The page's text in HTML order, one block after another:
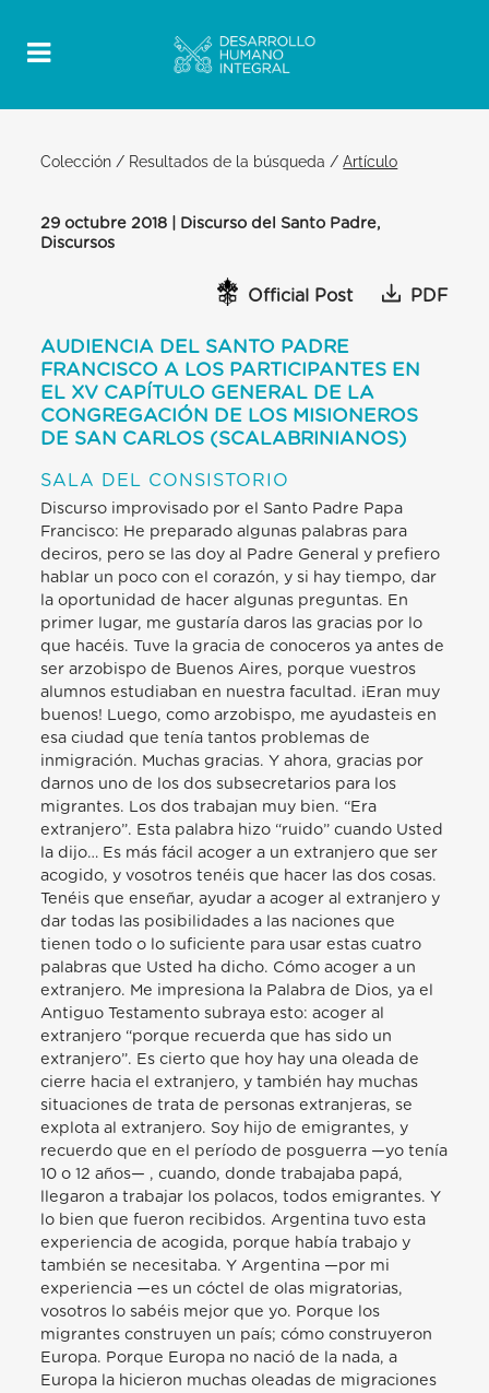
Colección / Resultados de la búsqueda /Artículo
29 octubre 2018 | Discurso del Santo Padre,
Discursos
Official Post PDF
AUDIENCIA DEL SANTO PADRE
FRANCISCO A LOS PARTICIPANTES EN
EL XV CAPÍTULO GENERAL DE LA
CONGREGACIÓN DE LOS MISIONEROS
DE SAN CARLOS (SCALABRINIANOS)
SALA DEL CONSISTORIO
Discurso improvisado por el Santo Padre Papa Francisco: He preparado algunas palabras para deciros, pero se las doy al Padre General y prefiero hablar un poco con el corazón, y si hay tiempo, dar la oportunidad de hacer algunas preguntas. En primer lugar, me gustaría daros las gracias por lo que hacéis. Tuve la gracia de conoceros ya antes de ser arzobispo de Buenos Aires, porque vuestros alumnos estudiaban en nuestra facultad. ¡Eran muy buenos! Luego, como arzobispo, me ayudasteis en esa ciudad que tenía tantos problemas de inmigración. Muchas gracias. Y ahora, gracias por darnos uno de los dos subsecretarios para los migrantes. Los dos trabajan muy bien. “Era extranjero”. Esta palabra hizo “ruido” cuando Usted la dijo… Es más fácil acoger a un extranjero que ser acogido, y vosotros tenéis que hacer las dos cosas. Tenéis que enseñar, ayudar a acoger al extranjero y dar todas las posibilidades a las naciones que tienen todo o lo suficiente para usar estas cuatro palabras que Usted ha dicho. Cómo acoger a un extranjero. Me impresiona la Palabra de Dios, ya el Antiguo Testamento subraya esto: acoger al extranjero “porque recuerda que has sido un extranjero”. Es cierto que hoy hay una oleada de cierre hacia el extranjero, y también hay muchas situaciones de trata de personas extranjeras, se explota al extranjero. Soy hijo de emigrantes, y recuerdo que en el período de posguerra —yo tenía 10 o 12 años— , cuando, donde trabajaba papá, llegaron a trabajar los polacos, todos emigrantes. Y lo bien que fueron recibidos. Argentina tuvo esta experiencia de acogida, porque había trabajo y también se necesitaba. Y Argentina —por mi experiencia —es un cóctel de olas migratorias, vosotros lo sabéis mejor que yo. Porque los migrantes construyen un país; cómo construyeron Europa. Porque Europa no nació de la nada, a Europa la hicieron muchas oleadas de migraciones a lo largo de los siglos. Usted ha mencionado una vez una palabra muy fea: “el bienestar”. Pero el bienestar es suicida, porque te lleva a dos cosas. A cerrar las puertas, para que no te molesten: solo pueden entrar las personas que sirven para mi bienestar. Y por otro lado, por el bienestar, a no ser fecundo. Y hoy tenemos este drama: un invierno demográfico y un cierre de puertas. Esto debe ayudarnos a comprender algo este problema de recibir al extranjero: Sí, es un extranjero, no es uno de nosotros, es uno que viene de fuera. ¿Pero cómo recibes a alguien que es un extranjero? Y este es el trabajo que hacéis y que ayudáis a hacer: a formar conciencias para hacerlo bien. Y os lo agradezco tanto. Pero existe la otra dimensión. No somos los patrones que dicen: “Ah, vosotros, si sois extranjeros, venid”. No. Nosotros también somos extranjeros. Y si no tratamos de que nos acoja la gente, los que son migrantes y los que no lo son, falta otra parte en nuestra conciencia: nos convertiremos en los “patrones”, los patrones de la migración, los que más saben de las migraciones. No. Es necesario, en vuestra experiencia religiosa, tener esta otra experiencia: la de ser vosotros también migrantes, al menos migrantes culturales. Por eso me ha gustado siempre, en vuestro itinerario de formación, el que hagáis viajar a los estudiantes: estudiando teología aquí, filosofía allí…, para que puedan conocer diferentes culturas. Ser extranjero. Y esto es muy importante. A partir de la experiencia de haber sido extranjero, por los estudios o el destino, crece el conocimiento de cómo se recibe a un extranjero. Estas dos cosas, estas dos direcciones son muy importantes, y vosotros tenéis que hacerlas bien. Esto es lo primero que quería decir. Usted también pronunció otra palabra: rezar. El migrante reza. Reza porque necesitas tantas cosas. Y reza a su manera, pero reza. Un peligro para todos nosotros, hombres y mujeres de la Iglesia, pero para vosotros más, por vuestra vocación, sería el de no tener necesidad de rezar. “Sí, sí, yo pienso, yo estudio, yo hago, pero no sé mendigar, no sé pedir al Señor que me acoja porque yo también soy migrante hacia el Señor”. Por eso me gustó cuando habló de la oración: una oración que muchas veces es aburrida o que te causa angustia. Pero estar ante el Señor y llamar a su puerta, como hace el migrante, que llama a la puerta. ¿Cómo hizo esa “migrante” en Israel, la mujer siro-fenicia, que hasta logró discutir con el Señor (cf. Mt 15,21-28)? Llamar a la puerta de la oración. Ser migrantes en la experiencia de la migración, como hacéis en los destinos, y ser migrantes en la oración, llamar a la puerta para ser recibido por el Señor: esta es una ayuda muy importante. Y otro fenómeno de los migrantes —pensemos en la caravana que va de Honduras a Estados Unidos— es el de agruparse. El migrante suele intentar ir en grupos. A veces tiene que ir solo, pero es normal agruparse, porque nos sentimos más fuertes en la migración. Y ahí está la comunidad. En el fútbol existe la posibilidad de uno “líbero”, que pueda moverse de acuerdo con las oportunidades, pero vosotros no tenéis esta posibilidad, entre vosotros los “líberos” fracasan. Siempre la comunidad. Siempre en comunidad, porque vuestra vocación es precisamente para los migrantes que se agrupan. Sentíos migrantes. Sentíos, sí, migrantes frente a las necesidades, migrantes ante el Señor, migrantes entre vosotros. Y de ahí la necesidad de agruparse. Estas tres cosas me vinieron en mente mientras Usted hablaba. Estas ideas que tal vez puedan ayudaros. Gracias por todo lo que hacéis. Sois un ejemplo. Y también sois valientes, porque a menudo vais más allá de los límites, os arriesgáis. Y arriesgarse es también una característica del migrante. Se arriesga. A veces también arriesga su vida. Y esto es algo que ayuda: valientes, se arriesgan. La prudencia en vosotros tiene otro matiz respecto a la prudencia de un monje de clausura: son prudencias diferentes. Ambas virtudes, pero con matices diferentes. Arriesgar. Todavía queda algo de tiempo. No sé si alguien quiere hacer algunas preguntas para enriquecer la reunión. ¡Adelante! Primera pregunta de un Scalabriniano [en italiano]: Santo Padre, antes que nada quisiera darle las gracias por este encuentro —aunque el Superior General ya lo ha hecho—, darle las gracias en nombre de tantos migrantes que me han pedido hoy que le diga que le quieren mucho. Queremos darle las gracias por todas las enseñanzas, especialmente por todo lo que hace —lo recordaba hoy el Superior— y también pedirle que nunca se canse de pedir a la Iglesia y a los scalabrinianos, especialmente hoy, que sean “evangelizadores con Espíritu”, como ha dicho muy bien en la Evangelii gaudium y en la Gaudete et exsultate. Gracias y pídanos siempre esto. Papa Francisco: Gracias a ti. ¿Otro valiente? Pregunta de un scalabriniano [en italiano]: Santidad, desde su perspectiva, que es universal, ¿dónde deberíamos ir? Papa Francisco: No sois tan numerosos para ir donde se necesita: hoy hay necesidad en todas partes. La elección de los lugares se hace con discernimiento, discernimiento ante el Señor y ante las necesidades del mundo. Y no es fácil, no es fácil elegir. Hay dos palabras que quizás me ayuden a responderte. Una es siempre el magis: cada vez más, cada vez más, porque Dios te atrae así. Caminar más, caminar sin cansarse de ir más allá, hacia nuevas fronteras. Esta es una dimensión de una buena elección. Y la otra es una frase que dice Santo Tomás en la primera parte de la Summa Teologica; un “lema”, en latín es: “Non coerceri a maximo, contineri tamen a minimo divinum est”. “Cosa divina es no estar ceñido por lo más grande y, sin embargo, estar contenido entero en lo más pequeño”. Y no es fácil, elegir en esta tensión: “Non coerceri a maximo” no, tener el horizonte, sin asustarse, pero “contineri tamen a minimo”: “cosa divina es”. Y Dios lo hace, porque Dios es el Dios del universo, de la historia de la salvación, es el Maximus. Él es el Dios del sacrificio de la cruz: el máximo del amor. Y también es el Dios que cuida de cada persona, de lo “mínimo”: puede abrir la puerta del Paraíso a un ladrón. Con estos dos criterios: el magis, y también esta tensión, creo que se pueden tomar buenas decisiones. Y una buena decisión es la capacidad de despedirse. Esto no os pasa solamente a vosotros, a todos. Cuando llega el momento en que Dios pide, por obediencia a Él, o por obediencia a los superiores, despedirse, hacerlo. Despedirse no es fácil. Hay algunas despedidas buenas: ¡Usted está contento de despedirse del puesto de superior general, hoy! Es feliz. Pero despedirse es difícil, porque uno se acostumbra al trabajo, se acostumbra a la comunidad, se acostumbra al pueblo, se acostumbra… Y decir que no y volver atrás… se necesita valor y se necesita santidad para hacerlo bien. Capacidad para despedirse cuando es la voluntad de Dios, ya sea por obediencia, o por otras razones, o por la inspiración, que te dice: “basta”. Esto ayuda a tomar buenas decisiones. No sé si he contestado, pero esos dos principios ayudarán bastante. Pregunta de un scalabriniano (en español) Yo soy de aquí, crecí en los Estados Unidos desde cuando tenía 16 años y ahora trabajo con los migrantes latinos especialmente los mexicanos. El dolor más grande es cuando ellos no pueden regresar a enterrar a sus papás, después de 20 años en los Estados Unidos. Me gustaría un mensaje para ellos… Papa Francesco: Probablemente es la obra de misericordia que menos se entiende. Y la que, me permito la palabra, menospreciamos más: enterrar a los muertos. La menospreciamos porque generalmente mueren viejos y uno dice, bueno, por fin dejó de sufrir y por fin dejó de ser una preocupación para mí. Y todos los egoísmos que se juntan ahí. Perdonad estoy hablando en español… Pero cuando nos encontramos ante esta gente que sufre porque no puede ir a enterrar a sus padres, nos encontramos ante la grandeza de nuestro pueblo fiel, porque detrás de esto no solo está la obra de misericordia, sino el cuarto mandamiento, y el pueblo fiel de Dios ama el cuarto mandamiento. Tie